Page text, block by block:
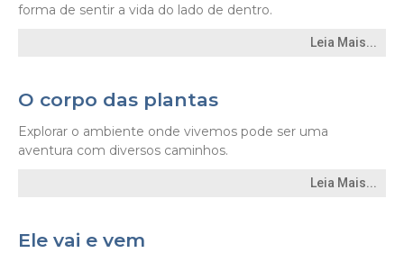
forma de sentir a vida do lado de dentro.
Leia Mais...
O corpo das plantas
Explorar o ambiente onde vivemos pode ser uma
aventura com diversos caminhos.
Leia Mais...
Ele vai e vem